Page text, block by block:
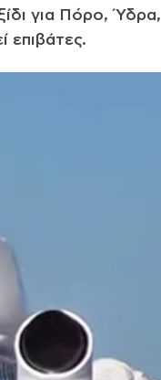
για Πόρο, Ύδρα,
επιβάτες.